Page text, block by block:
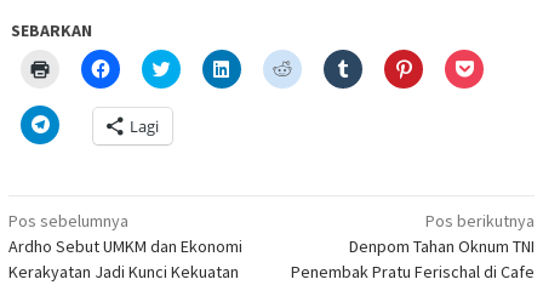
SEBARKAN
untuk
di
jendela
yang
Klik
untuk
di
Facebook(Membuka
di
Klik
untuk
pada
di
Klik
untuk
Klik
untuk
Klik
untuk
Klik
untuk
Klik
untuk
Klik
untuk
berbagi
jendela
yang
baru)
Lagi
Navigasi
pos
Pos sebelumnya
Ardho Sebut UMKM dan Ekonomi
Kerakyatan Jadi Kunci Kekuatan
Pos berikutnya
Denpom Tahan Oknum TNI
Penembak Pratu Ferischal di Cafe